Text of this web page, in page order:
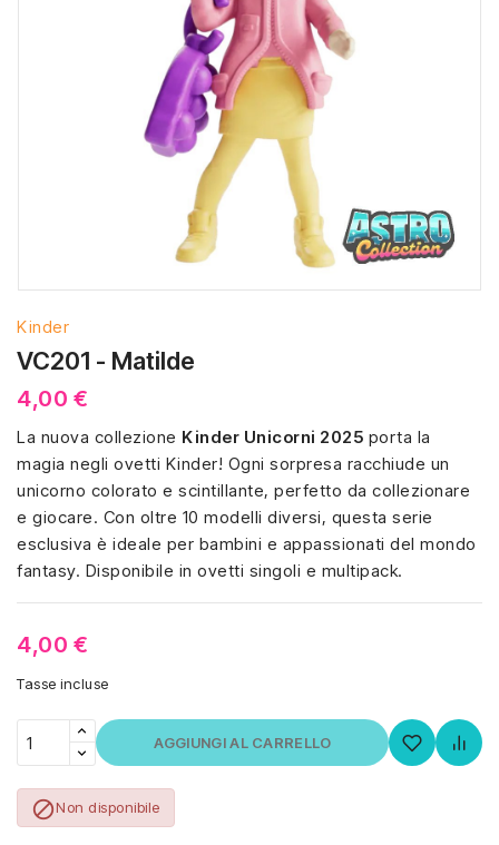
Kinder
VC201 - Matilde
4,00 €
La nuova collezione Kinder Unicorni 2025 porta la
magia negli ovetti Kinder! Ogni sorpresa racchiude un
unicorno colorato e scintillante, perfetto da collezionare
e giocare. Con oltre 10 modelli diversi, questa serie
esclusiva è ideale per bambini e appassionati del mondo
fantasy. Disponibile in ovetti singoli e multipack.
4,00 €
Tasse incluse
AGGIUNGI AL CARRELLO
Non disponibile